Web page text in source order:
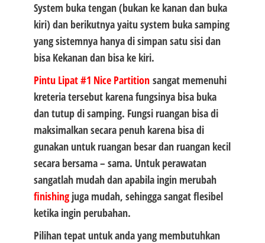
System buka tengan (bukan ke kanan dan buka
kiri) dan berikutnya yaitu system buka samping
yang sistemnya hanya di simpan satu sisi dan
bisa Kekanan dan bisa ke kiri.
Pintu Lipat #1 Nice Partitionsangat memenuhi
kreteria tersebut karena fungsinya bisa buka
dan tutup di samping. Fungsi ruangan bisa di
maksimalkan secara penuh karena bisa di
gunakan untuk ruangan besar dan ruangan kecil
secara bersama – sama. Untuk perawatan
sangatlah mudah dan apabila ingin merubah
finishingjuga mudah, sehingga sangat flesibel
ketika ingin perubahan.
Pilihan tepat untuk anda yang membutuhkan